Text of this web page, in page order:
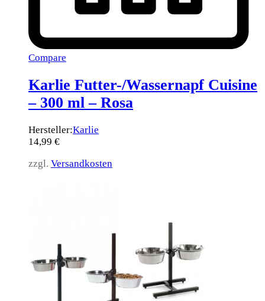
Compare
Karlie Futter-/Wassernapf Cuisine
– 300 ml – Rosa
Hersteller:Karlie
14,99 €
zzgl. Versandkosten